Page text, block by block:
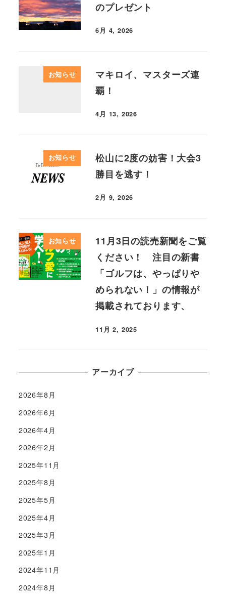
のプレゼント
6月 4, 2026
お知らせ
マキロイ、マスターズ連
覇！
4月 13, 2026
お知らせ
松山に2度の妨害！大会3
勝目を逃す！
2月 9, 2026
お知らせ
11月3日の読売新聞をご覧
ください！ 注目の新書
「ゴルフは、やっぱりや
められない！」の情報が
掲載されております、
11月 2, 2025
アーカイブ
2026年8月
2026年6月
2026年4月
2026年2月
2025年11月
2025年8月
2025年5月
2025年4月
2025年3月
2025年1月
2024年11月
2024年8月